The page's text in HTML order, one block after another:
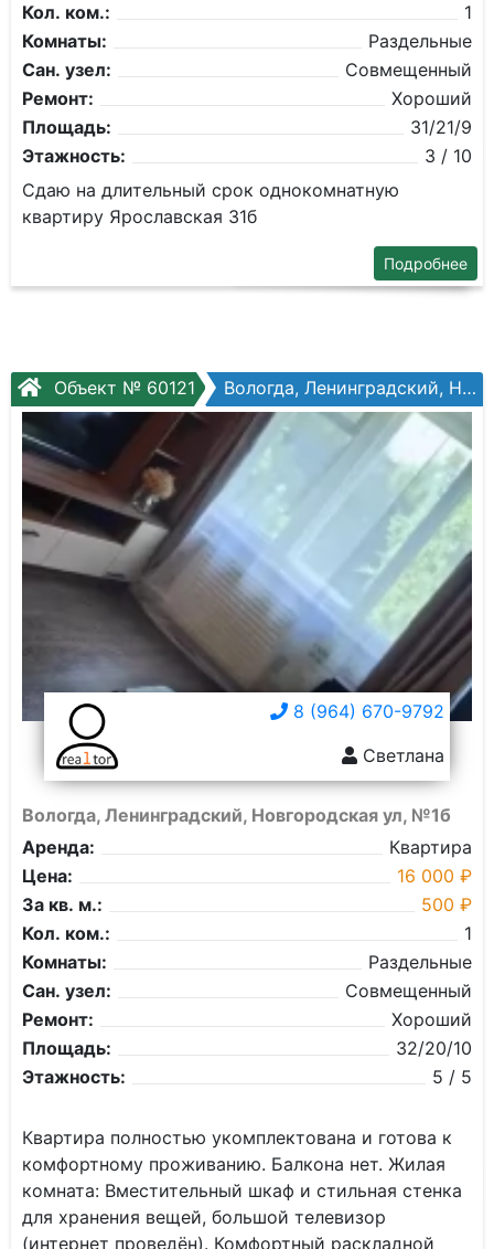
Кол. ком.:
1
Комнаты:
Раздельные
Сан. узел:
Совмещенный
Ремонт:
Хороший
Площадь:
31/21/9
Этажность:
3 / 10
Сдаю на длительный срок однокомнатную
квартиру Ярославская 31б
Подробнее
Объект № 60121 Вологда, Ленинградский, Новгородская ул, №1б
8 (964) 670-9792
Светлана
Вологда, Ленинградский, Новгородская ул, №1б
Аренда:
Квартира
Цена:
16 000 ₽
За кв. м.:
500 ₽
Кол. ком.:
1
Комнаты:
Раздельные
Сан. узел:
Совмещенный
Ремонт:
Хороший
Площадь:
32/20/10
Этажность:
5 / 5
Квартира полностью укомплектована и готова к
комфортному проживанию. Балкона нет. Жилая
комната: Вместительный шкаф и стильная стенка
для хранения вещей, большой телевизор
(интернет проведён). Комфортный раскладной